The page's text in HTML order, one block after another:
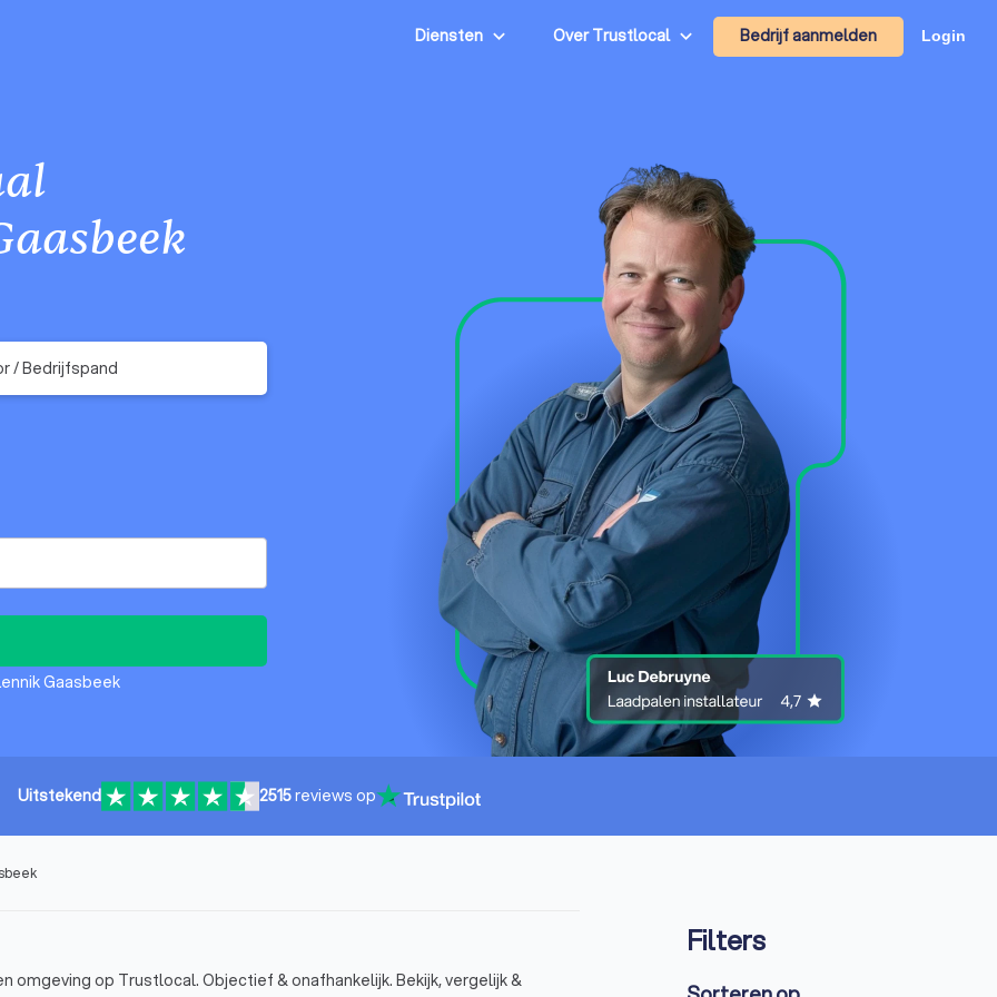
Diensten Over Trustlocal Bedrijf aanmelden Login
/ Bedrijfspand
Gaasbeek
Uitstekend 2515reviews op
omgeving op Trustlocal. Objectief & onafhankelijk. Bekijk, vergelijk &
Filters